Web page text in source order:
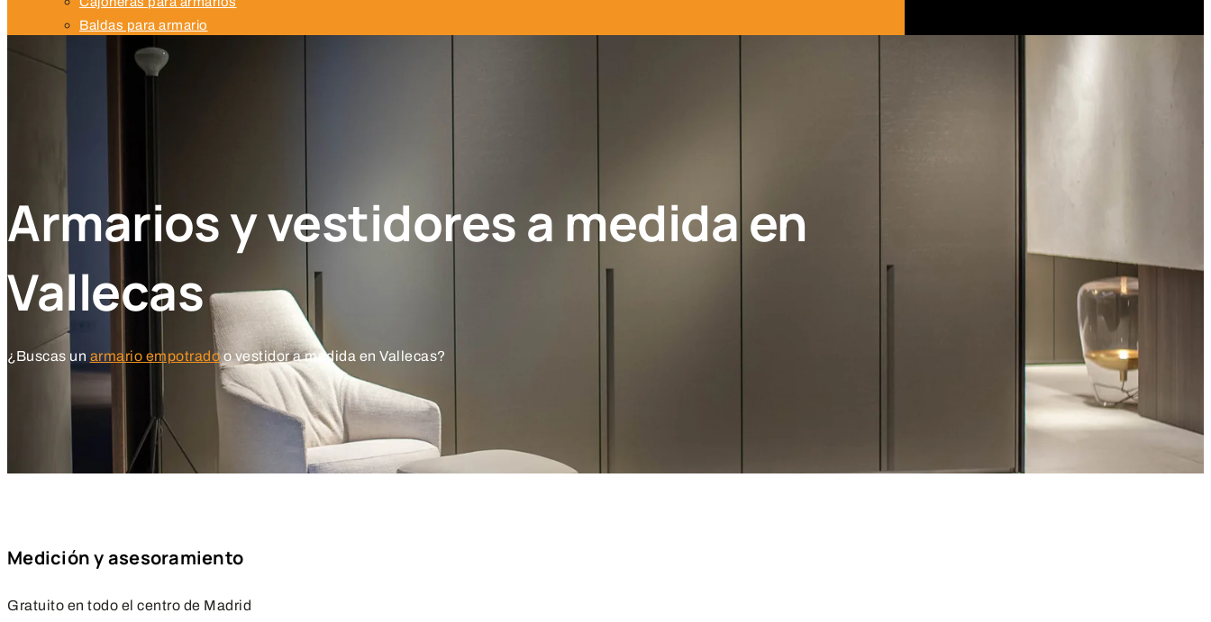
Baldas para armario
Armarios con zapateros a medida
Proyectos
Armarios y vestidores a medida en
Vallecas
¿Buscas un armario empotradoo vestidor a medida en Vallecas?
Medición y asesoramiento
Gratuito en todo el centro de Madrid